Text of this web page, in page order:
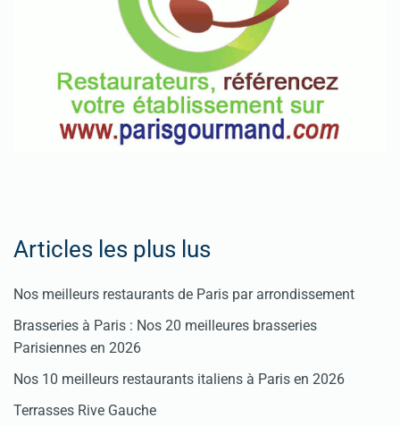
Articles les plus lus
Nos meilleurs restaurants de Paris par arrondissement
Brasseries à Paris : Nos 20 meilleures brasseries
Parisiennes en 2026
Nos 10 meilleurs restaurants italiens à Paris en 2026
Terrasses Rive Gauche